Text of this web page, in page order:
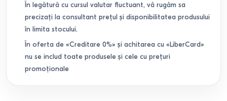
În legătură cu cursul valutar fluctuant, vă rugăm sa
precizați la consultant prețul și disponibilitatea produsului
în limita stocului.
În oferta de «Creditare 0%» și achitarea cu «LiberCard»
nu se includ toate produsele și cele cu prețuri
promoționale